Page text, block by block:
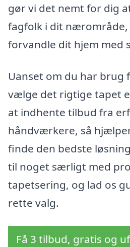
gør vi det nemt for dig
fagfolk i dit nærområde,
forvandle dit hjem med
Uanset om du har
vælge det rigtige tapet
at indhente tilbud fra
håndværkere, så
finde den bedste
til noget særligt med
tapetsering, og lad os
rette valg.
Få 3 tilbud, gratis og